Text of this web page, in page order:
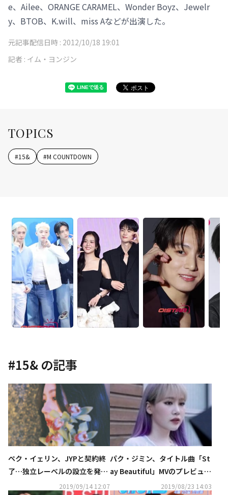
e、Ailee、ORANGE CARAMEL、Wonder Boyz、Jewelr
y、BTOB、K.will、miss Aなどが出演した。
元記事配信日時 : 2012/10/18 19:01
記者 : イム・ヨンジン
TOPICS
#15& #M COUNTDOWN
#15& の記事
ペク・イェリン、JYPと契約終
了…独立レーべルの設立を発表
「頑張って良い曲をいっぱい聞
2019/09/14 12:07
パク・ジミン、タイトル曲「St
ay Beautiful」MVのプレビュー
映像公開“友人たちと楽な気持
2019/08/23 14:03